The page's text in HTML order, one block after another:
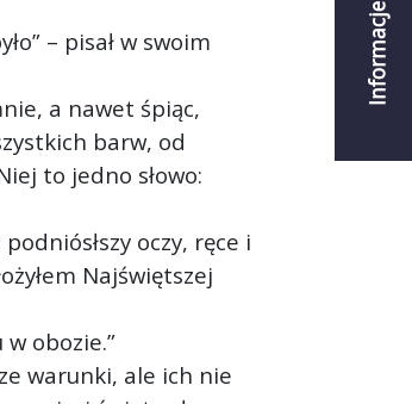
Informacje
– pisał w swoim
a nawet śpiąc,
barw, od
to jedno słowo:
oczy, ręce i
Najświętszej
obozie.”
warunki, ale ich nie